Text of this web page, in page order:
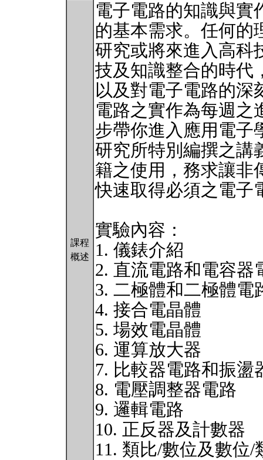
課程
概述
電子電路的知識與實
的基本需求。任何的
研究或將來進入高科
技及知識整合的時代
以及對電子電路的深
電路之實作為每週之
步帶你進入應用電子
研究所特別編撰之講
籍之使用，務求讓非
快速取得必須之電子
實驗內容：
1. 儀錶介紹
2. 直流電路和電容器
3. 二極體和二極體電
4. 接合電晶體
5. 場效電晶體
6. 運算放大器
7. 比較器電路和振盪
8. 電壓調整器電路
9. 邏輯電路
10. 正反器及計數器
11. 類比/數位及數位/